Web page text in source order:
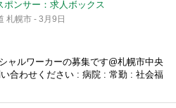
ポンサー：求人ボックス
札幌市 - 3月9日
ャルワーカーの募集です@札幌市中央
合わせください : 病院 : 常勤 : 社会福